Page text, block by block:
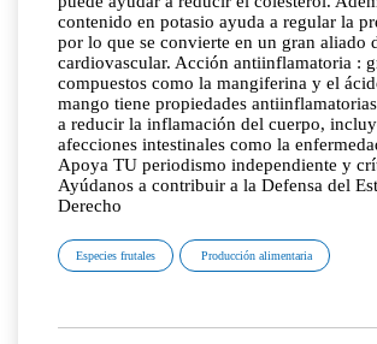
contenido en potasio ayuda a regular la
por lo que se convierte en un gran aliado
cardiovascular. Acción antiinflamatoria :
compuestos como la mangiferina y el
mango tiene propiedades
a reducir la inflamación del cuerpo,
afecciones intestinales como la
Apoya TU periodismo independiente y
Ayúdanos a contribuir a la Defensa del
Derecho
Especies frutales Producción alimentaria